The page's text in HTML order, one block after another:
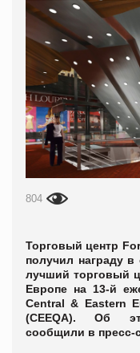
804
Торговый центр
получил награду в
лучший торговый
Европе на 13-й
Central & Eastern
(CEEQA). Об
сообщили в пресс-